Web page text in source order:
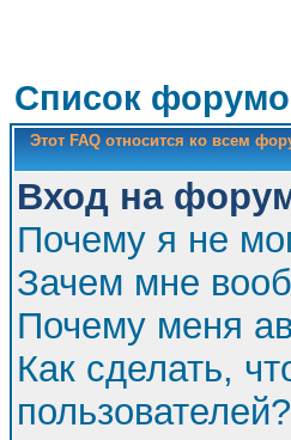
Список
Этот FAQ относится ко всем
Вход на
Почему я не
Зачем мне
Почему меня
Как сделать,
пользователей?